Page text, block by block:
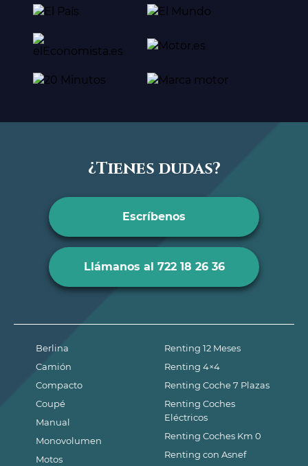
¿Tienes dudas?
Escríbenos
Llámanos al 722 18 26 36
Berlina
Camión
Compacto
Coupé
Manual
Monovolumen
Motos
Renting 12 Meses
Renting 4×4
Renting Coche 7 Plazas
Renting Coches
Eléctricos
Renting Coches Km 0
Renting con Asnef